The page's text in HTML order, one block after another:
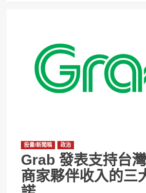
投書/新聞稿 政治
Grab 發表支持台
商家夥伴收入的三